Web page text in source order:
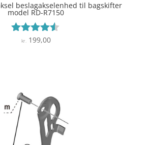
beslagakselenhed til bagskifter
model RD-R7150
Vurderet
kr.199,00